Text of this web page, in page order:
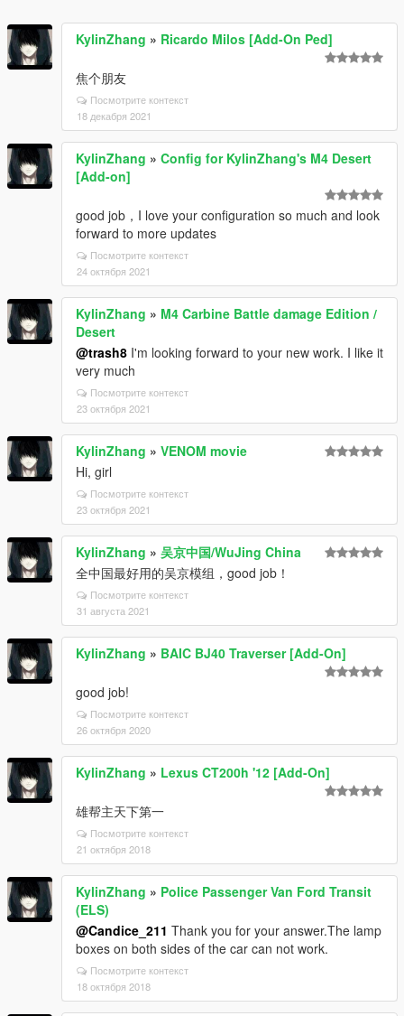
KylinZhang » Ricardo Milos [Add-On Ped]
焦个朋友
Посмотрите контекст
18 декабря 2021
KylinZhang » Config for KylinZhang's M4 Desert
[Add-on]
good job，I love your configuration so much and look
forward to more updates
Посмотрите контекст
24 октября 2021
KylinZhang » M4 Carbine Battle damage Edition /
Desert
@trash8 I'm looking forward to your new work. I like it
very much
Посмотрите контекст
23 октября 2021
KylinZhang » VENOM movie
Hi, girl
Посмотрите контекст
23 октября 2021
KylinZhang » 吴京中国/WuJing China
全中国最好用的吴京模组，good job！
Посмотрите контекст
31 августа 2021
KylinZhang » BAIC BJ40 Traverser [Add-On]
good job!
Посмотрите контекст
26 октября 2020
KylinZhang » Lexus CT200h '12 [Add-On]
雄帮主天下第一
Посмотрите контекст
21 октября 2018
KylinZhang » Police Passenger Van Ford Transit
(ELS)
@Candice_211 Thank you for your answer.The lamp
boxes on both sides of the car can not work.
Посмотрите контекст
18 октября 2018